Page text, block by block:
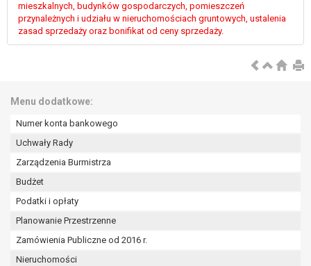
mieszkalnych, budynków gospodarczych, pomieszczeń
przynależnych i udziału w nieruchomościach gruntowych, ustalenia
zasad sprzedaży oraz bonifikat od ceny sprzedaży.
Menu dodatkowe:
Numer konta bankowego
Uchwały Rady
Zarządzenia Burmistrza
Budżet
Podatki i opłaty
Planowanie Przestrzenne
Zamówienia Publiczne od 2016 r.
Nieruchomości